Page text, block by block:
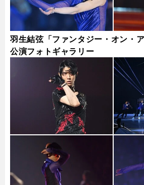
羽生結弦「ファンタジー・オン・
公演フォトギャラリー